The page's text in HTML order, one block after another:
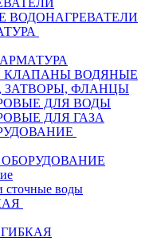
ВОДОНАГРЕВАТЕЛИ
КЛАПАНЫ ВОДЯНЫЕ
ЗАТВОРЫ, ФЛАНЦЫ
ДЛЯ ВОДЫ
ДЛЯ ГАЗА
сточные воды